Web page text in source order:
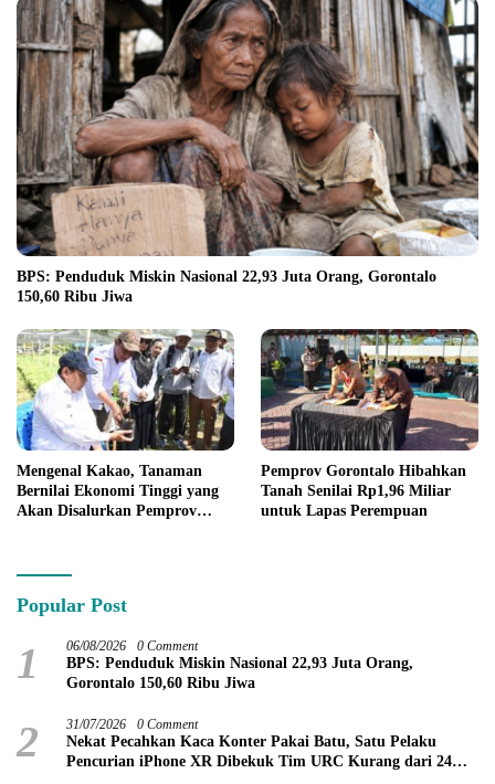
BPS: Penduduk Miskin Nasional 22,93 Juta Orang, Gorontalo
150,60 Ribu Jiwa
Mengenal Kakao, Tanaman
Bernilai Ekonomi Tinggi yang
Akan Disalurkan Pemprov
Pemprov Gorontalo Hibahkan
Tanah Senilai Rp1,96 Miliar
untuk Lapas Perempuan
Popular Post
1 06/08/2026 0 Comment
BPS: Penduduk Miskin Nasional 22,93 Juta Orang,
Gorontalo 150,60 Ribu Jiwa
2 31/07/2026 0 Comment
Nekat Pecahkan Kaca Konter Pakai Batu, Satu Pelaku
Pencurian iPhone XR Dibekuk Tim URC Kurang dari 24